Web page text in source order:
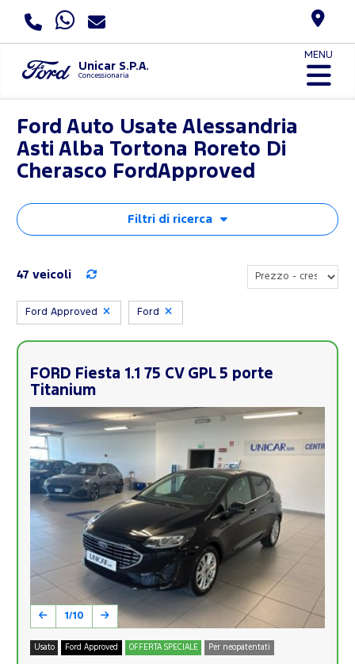
Unicar S.P.A.
Concessionaria
MENU
Ford Auto Usate Alessandria
Asti Alba Tortona Roreto Di
Cherasco FordApproved
Filtri di ricerca
47 veicoli
Ford Approved Ford
FORD Fiesta 1.1 75 CV GPL 5 porte
Titanium
1/10
Usato Ford Approved OFFERTA SPECIALE Per neopatentati